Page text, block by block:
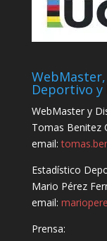
Deportivo y
WebMaster y
Tomas Benitez
email:
Estadístico
Mario Pérez
email:
Prensa: